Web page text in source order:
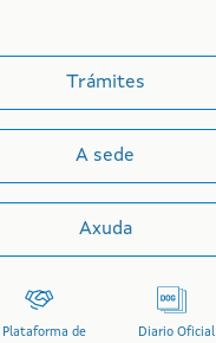
Trámites
A sede
Axuda
Plataforma de
Diario Oficial